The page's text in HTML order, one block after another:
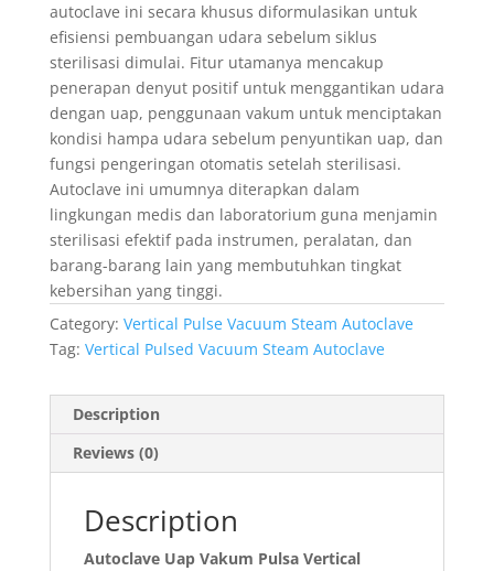
autoclave ini secara khusus diformulasikan untuk
efisiensi pembuangan udara sebelum siklus
sterilisasi dimulai. Fitur utamanya mencakup
penerapan denyut positif untuk menggantikan udara
dengan uap, penggunaan vakum untuk menciptakan
kondisi hampa udara sebelum penyuntikan uap, dan
fungsi pengeringan otomatis setelah sterilisasi.
Autoclave ini umumnya diterapkan dalam
lingkungan medis dan laboratorium guna menjamin
sterilisasi efektif pada instrumen, peralatan, dan
barang-barang lain yang membutuhkan tingkat
kebersihan yang tinggi.
Category: Vertical Pulse Vacuum Steam Autoclave
Tag: Vertical Pulsed Vacuum Steam Autoclave
Description
Reviews (0)
Description
Autoclave Uap Vakum Pulsa Vertical